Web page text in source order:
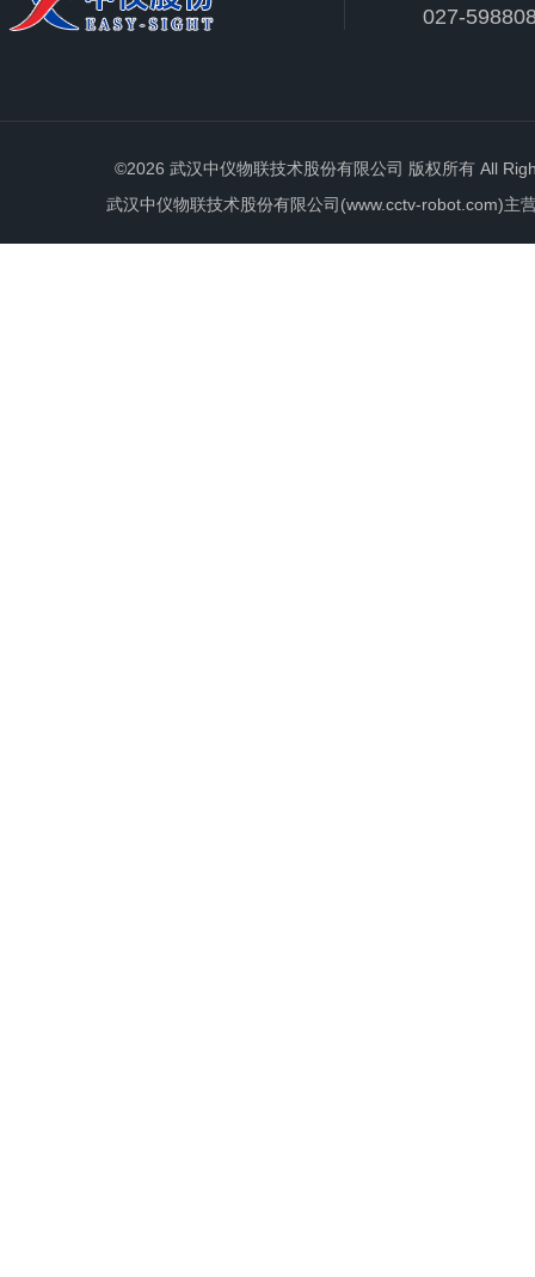
027-
©2026 武汉中仪物联技术股份有限公司 版权所有 All
武汉中仪物联技术股份有限公司(www.cctv-robot.com)主